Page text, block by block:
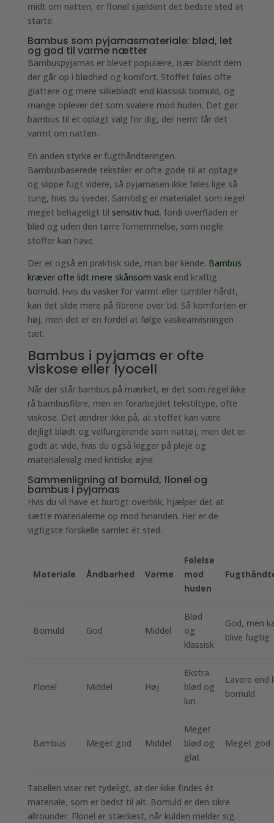
midt om natten, er flonel sjældent det bedste sted at
starte.
Bambus som pyjamasmateriale: blød, let
og god til varme nætter
Bambuspyjamas er blevet populære, især blandt dem
der går op i blødhed og komfort. Stoffet føles ofte
glattere og mere silkeblødt end klassisk bomuld, og
mange oplever det som svalere mod huden. Det gør
bambus til et oplagt valg for dig, der nemt får det
varmt om natten.
En anden styrke er fugthåndteringen.
Bambusbaserede tekstiler er ofte gode til at optage
og slippe fugt videre, så pyjamasen ikke føles lige så
tung, hvis du sveder. Samtidig er materialet som regel
meget behageligt til sensitiv hud, fordi overfladen er
blød og uden den tørre fornemmelse, som nogle
stoffer kan have.
Der er også en praktisk side, man bør kende. Bambus
kræver ofte lidt mere skånsom vaskend kraftig
bomuld. Hvis du vasker for varmt eller tumbler hårdt,
kan det slide mere på fibrene over tid. Så komforten er
høj, men det er en fordel at følge vaskeanvisningen
tæt.
Bambus i pyjamas er ofte
viskose eller lyocell
Når der står bambus på mærket, er det som regel ikke
rå bambusfibre, men en forarbejdet tekstiltype, ofte
viskose. Det ændrer ikke på, at stoffet kan være
dejligt blødt og velfungerende som nattøj, men det er
godt at vide, hvis du også kigger på pleje og
materialevalg med kritiske øjne.
Sammenligning af bomuld, flonel og
bambus i pyjamas
Hvis du vil have et hurtigt overblik, hjælper det at
sætte materialerne op mod hinanden. Her er de
vigtigste forskelle samlet ét sted.
Materiale Åndbarhed Varme
Følelse
mod
huden
Bomuld God Middel
Blød
og
klassisk
God, men
blive fugtig
Flonel Middel Høj
Ekstra
blød og
lun
Lavere end
bomuld
Bambus Meget god Middel
Meget
blød og
glat
Meget god
Tabellen viser ret tydeligt, at der ikke findes ét
materiale, som er bedst til alt. Bomuld er den sikre
allrounder. Flonel er stærkest, når kulden melder sig.